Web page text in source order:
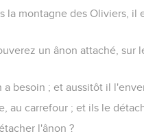
la montagne des Oliviers, il
un ânon attaché, sur
besoin ; et aussitôt il
au carrefour ; et ils le
l'ânon ?